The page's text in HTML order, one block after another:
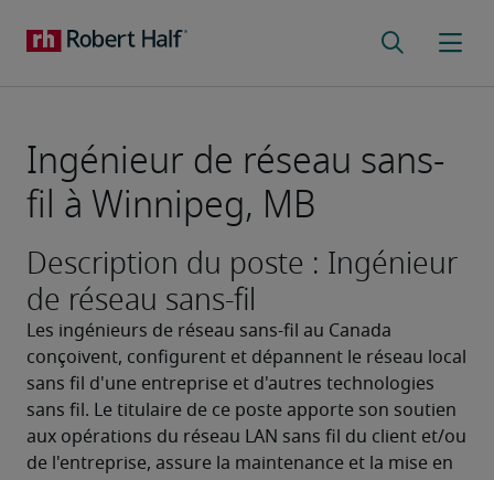
Ingénieur de réseau sans-
fil à Winnipeg, MB
Description du poste : Ingénieur
de réseau sans-fil
Les ingénieurs de réseau sans-fil au Canada
conçoivent, configurent et dépannent le réseau local
sans fil d'une entreprise et d'autres technologies
sans fil. Le titulaire de ce poste apporte son soutien
aux opérations du réseau LAN sans fil du client et/ou
de l'entreprise, assure la maintenance et la mise en